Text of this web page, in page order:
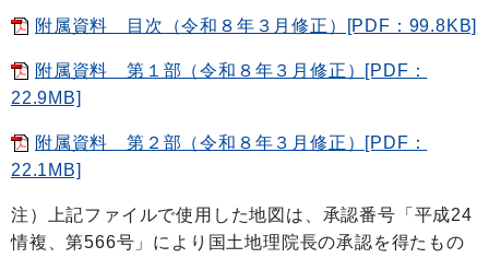
附属資料 目次（令和８年３月修正）[PDF：99.8KB]
附属資料 第１部（令和８年３月修正）[PDF：
22.9MB]
附属資料 第２部（令和８年３月修正）[PDF：
22.1MB]
注）上記ファイルで使用した地図は、承認番号「平成24
情複、第566号」により国土地理院長の承認を得たもの